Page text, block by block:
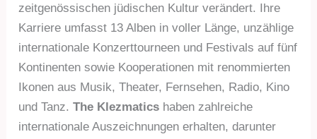
zeitgenössischen jüdischen Kultur verändert. Ihre
Karriere umfasst 13 Alben in voller Länge, unzählige
internationale Konzerttourneen und Festivals auf fünf
Kontinenten sowie Kooperationen mit renommierten
Ikonen aus Musik, Theater, Fernsehen, Radio, Kino
und Tanz.The Klezmatics haben zahlreiche
internationale Auszeichnungen erhalten, darunter